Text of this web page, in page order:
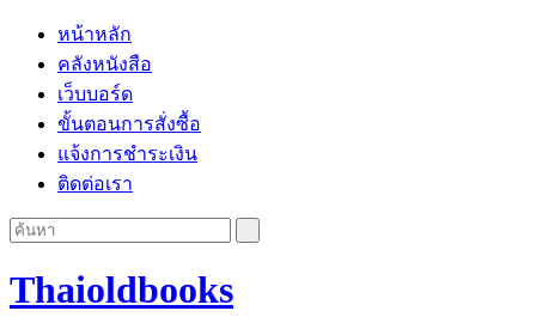
หน้าหลัก
คลังหนังสือ
เว็บบอร์ด
ขั้นตอนการสั่งซื้อ
แจ้งการชำระเงิน
ติดต่อเรา
Thaioldbooks